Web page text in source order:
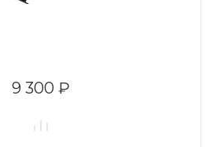
9 300 ₽